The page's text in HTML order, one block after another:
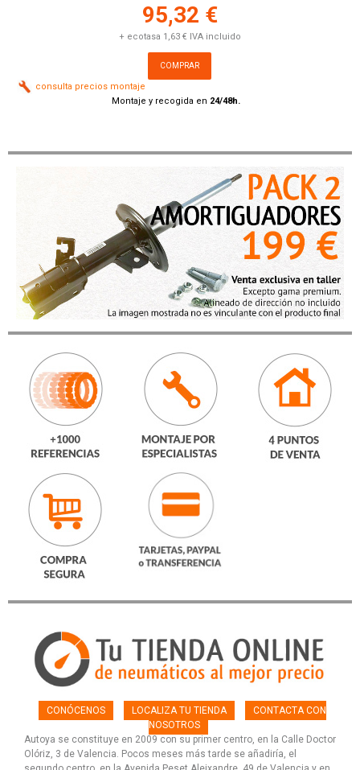
95,32 €
+ ecotasa 1,63 € IVA incluido
COMPRAR
consulta precios montaje
Montaje y recogida en 24/48h.
CONÓCENOS LOCALIZA TU TIENDA
CONTACTA CON
NOSOTROS
Autoya se constituye en 2009 con su primer centro, en la Calle Doctor
Olóriz, 3 de Valencia. Pocos meses más tarde se añadiría, el